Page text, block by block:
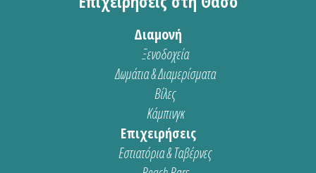
Διαμονή
Ξενοδοχεία
Δωμάτια & Διαμερίσματα
Βίλες
Κάμπινγκ
Επιχειρήσεις
Εστιατόρια & Ταβέρνες